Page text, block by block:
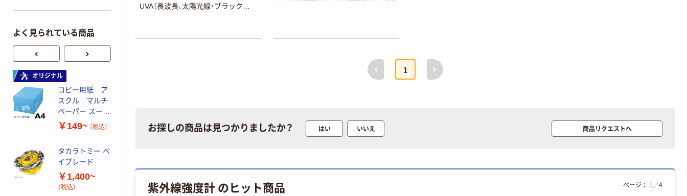
UVA（長波長、太陽光線・ブラックラ
など人体に影響を及ぼしやすい紫外
前へ
1
次へ
お探しの商品は見つかりましたか？ はい いいえ 商品リクエストへ
紫外線強度計 のヒット商品 ページ： 1 ／4
よく見られている商品
オリジナル
コピー用紙 ア
スクル マルチ
ペーパー スーパ
ーホワイト+
￥149~ （税込）
タカラトミー ベ
イブレード
￥1,400~
（税込）
プ 詰替用 バイ
オマス素材10％
￥616~ （税込）
乾電池 単3
電池 北欧パッ
100% 6ロール
リサイクル100
￥460~ （税込）
乾電池 単4
電池 北欧パッ
オリジナル
アスクル プラス
アスクル セロハ
プ 白ラベル
12mm幅 （黒文
￥914~
WW2
￥1,580~